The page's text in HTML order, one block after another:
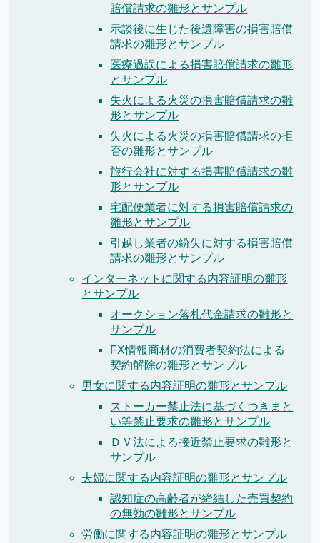
賠償請求の雛形とサンプル
示談後に生じた後遺障害の損害賠償
請求の雛形とサンプル
医療過誤による損害賠償請求の雛形
とサンプル
失火による火災の損害賠償請求の雛
形とサンプル
失火による火災の損害賠償請求の拒
否の雛形とサンプル
旅行会社に対する損害賠償請求の雛
形とサンプル
宅配便業者に対する損害賠償請求の
雛形とサンプル
引越し業者の紛失に対する損害賠償
請求の雛形とサンプル
インターネットに関する内容証明の雛形
とサンプル
オークション落札代金請求の雛形と
サンプル
FX情報商材の消費者契約法による
契約解除の雛形とサンプル
男女に関する内容証明の雛形とサンプル
ストーカー禁止法に基づくつきまと
い等禁止要求の雛形とサンプル
ＤＶ法による接近禁止要求の雛形と
サンプル
夫婦に関する内容証明の雛形とサンプル
認知症の高齢者が締結した売買契約
の無効の雛形とサンプル
労働に関する内容証明の雛形とサンプル